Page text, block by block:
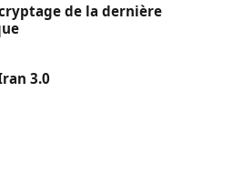
de la dernière
3.0